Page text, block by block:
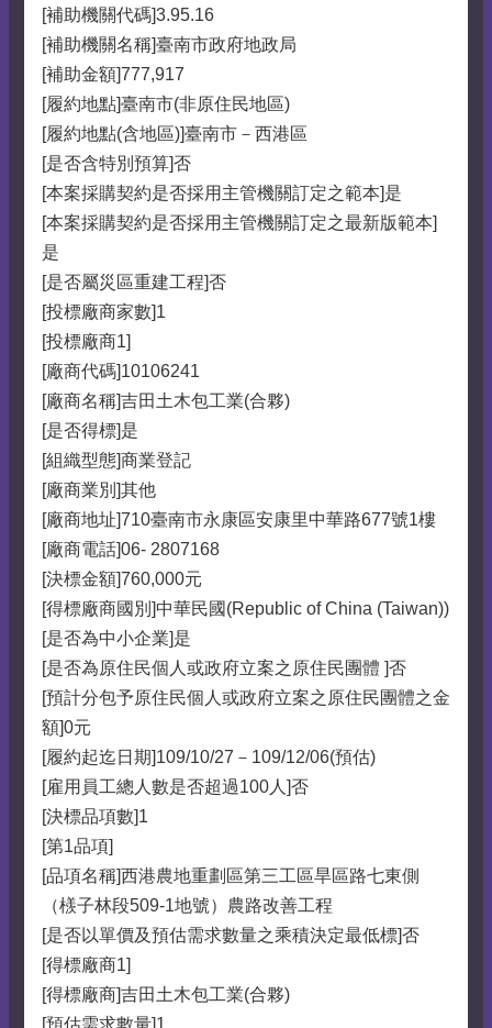
[補助機關代碼]3.95.16
[補助機關名稱]臺南市政府地政局
[補助金額]777,917
[履約地點]臺南市(非原住民地區)
[履約地點(含地區)]臺南市－西港區
[是否含特別預算]否
[本案採購契約是否採用主管機關訂定之範本]是
[本案採購契約是否採用主管機關訂定之最新版範本]
是
[是否屬災區重建工程]否
[投標廠商家數]1
[投標廠商1]
[廠商代碼]10106241
[廠商名稱]吉田土木包工業(合夥)
[是否得標]是
[組織型態]商業登記
[廠商業別]其他
[廠商地址]710臺南市永康區安康里中華路677號1樓
[廠商電話]06- 2807168
[決標金額]760,000元
[得標廠商國別]中華民國(Republic of China (Taiwan))
[是否為中小企業]是
[是否為原住民個人或政府立案之原住民團體 ]否
[預計分包予原住民個人或政府立案之原住民團體之金
額]0元
[履約起迄日期]109/10/27－109/12/06(預估)
[雇用員工總人數是否超過100人]否
[決標品項數]1
[第1品項]
[品項名稱]西港農地重劃區第三工區旱區路七東側
（檨子林段509-1地號）農路改善工程
[是否以單價及預估需求數量之乘積決定最低標]否
[得標廠商1]
[得標廠商]吉田土木包工業(合夥)
[預估需求數量]1